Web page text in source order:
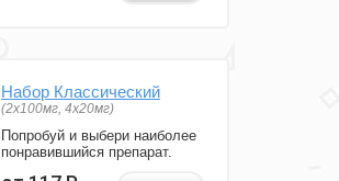
Набор Классический
(2x100мг, 4x20мг)
Попробуй и выбери наиболее
понравившийся препарат.